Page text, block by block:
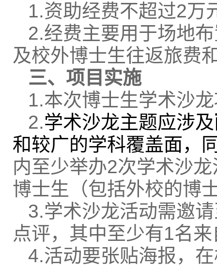
1.资助经费不超过2万
2.经费主要用于场地
及校外博士生往返旅费
三、项目实施
1.本次博士生学术沙
2.学术沙龙主题应涉及
和较广的学科覆盖面，
内至少举办2次学术沙
博士生（包括外校的博
3.学术沙龙活动需邀
点评，其中至少有1名
4.活动要张贴海报，